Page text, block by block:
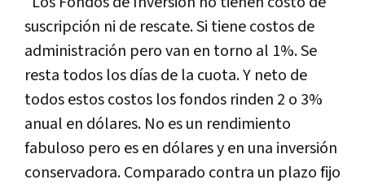
suscripción ni de rescate. Si tiene costos de
administración pero van en torno al 1%. Se
resta todos los días de la cuota. Y neto de
todos estos costos los fondos rinden 2 o 3%
anual en dólares. No es un rendimiento
fabuloso pero es en dólares y en una inversión
conservadora. Comparado contra un plazo fijo